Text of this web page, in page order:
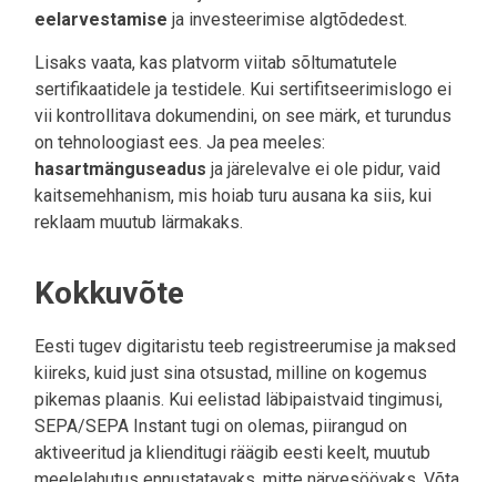
eelarvestamise ja investeerimise algtõdedest.
Lisaks vaata, kas platvorm viitab sõltumatutele
sertifikaatidele ja testidele. Kui sertifitseerimislogo ei
vii kontrollitava dokumendini, on see märk, et turundus
on tehnoloogiast ees. Ja pea meeles:
hasartmänguseadus ja järelevalve ei ole pidur, vaid
kaitsemehhanism, mis hoiab turu ausana ka siis, kui
reklaam muutub lärmakaks.
Kokkuvõte
Eesti tugev digitaristu teeb registreerumise ja maksed
kiireks, kuid just sina otsustad, milline on kogemus
pikemas plaanis. Kui eelistad läbipaistvaid tingimusi,
SEPA/SEPA Instant tugi on olemas, piirangud on
aktiveeritud ja klienditugi räägib eesti keelt, muutub